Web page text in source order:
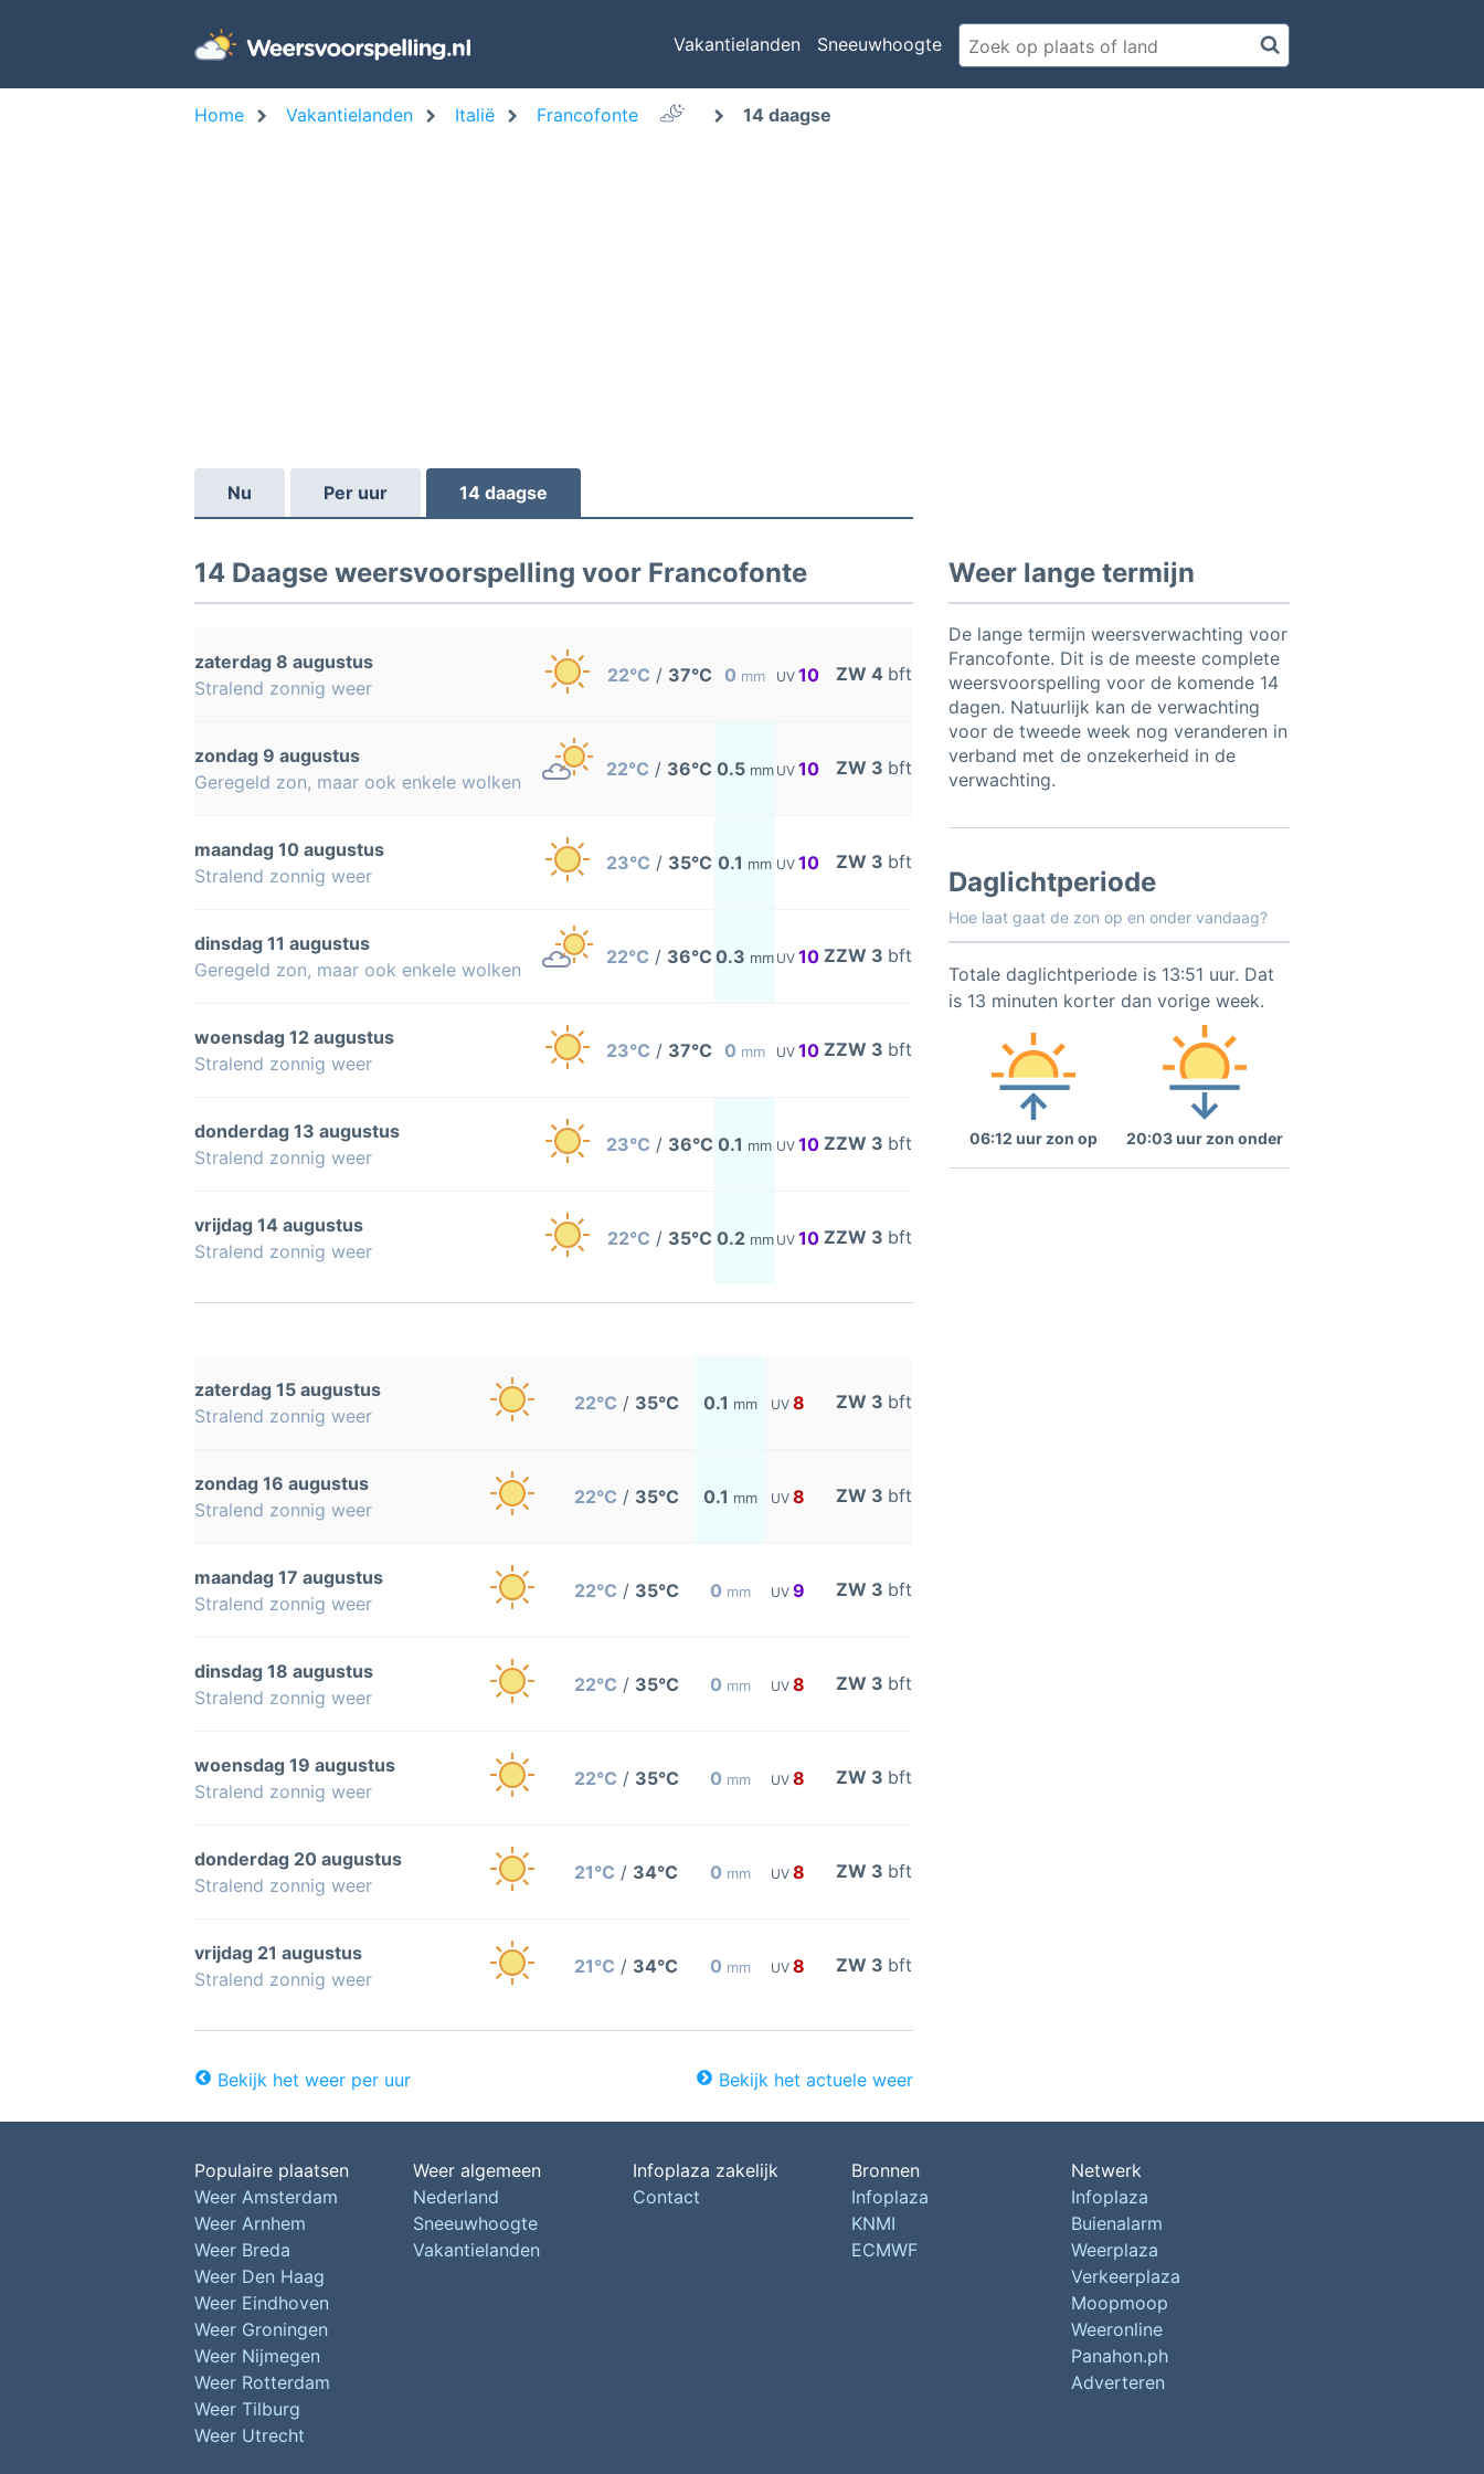
Vakantielanden Sneeuwhoogte
Home Vakantielanden Italië Francofonte 14 daagse
Nu Per uur 14 daagse
14 Daagse weersvoorspelling voor Francofonte
zaterdag 8 augustus
Stralend zonnig weer
22°C / 37°C 0 mm UV 10 ZW 4 bft
zondag 9 augustus
Geregeld zon, maar ook enkele wolken
22°C / 36°C 0.5 mm UV 10 ZW 3 bft
maandag 10 augustus
Stralend zonnig weer
23°C / 35°C 0.1 mm UV 10 ZW 3 bft
dinsdag 11 augustus
Geregeld zon, maar ook enkele wolken
22°C / 36°C 0.3 mm UV 10 ZZW 3 bft
woensdag 12 augustus
Stralend zonnig weer
23°C / 37°C 0 mm UV 10 ZZW 3 bft
donderdag 13 augustus
Stralend zonnig weer
23°C / 36°C 0.1 mm UV 10 ZZW 3 bft
vrijdag 14 augustus
Stralend zonnig weer
22°C / 35°C 0.2 mm UV 10 ZZW 3 bft
zaterdag 15 augustus
Stralend zonnig weer
22°C / 35°C 0.1 mm UV 8 ZW 3 bft
zondag 16 augustus
Stralend zonnig weer
22°C / 35°C 0.1 mm UV 8 ZW 3 bft
maandag 17 augustus
Stralend zonnig weer
22°C / 35°C 0 mm UV 9 ZW 3 bft
dinsdag 18 augustus
Stralend zonnig weer
22°C / 35°C 0 mm UV 8 ZW 3 bft
woensdag 19 augustus
Stralend zonnig weer
22°C / 35°C 0 mm UV 8 ZW 3 bft
donderdag 20 augustus
Stralend zonnig weer
21°C / 34°C 0 mm UV 8 ZW 3 bft
vrijdag 21 augustus
Stralend zonnig weer
21°C / 34°C 0 mm UV 8 ZW 3 bft
Bekijk het weer per uur Bekijk het actuele weer
Weer lange termijn
De lange termijn weersverwachting voor
Francofonte. Dit is de meeste complete
weersvoorspelling voor de komende 14
dagen. Natuurlijk kan de verwachting
voor de tweede week nog veranderen in
verband met de onzekerheid in de
verwachting.
Daglichtperiode
Hoe laat gaat de zon op en onder vandaag?
Totale daglichtperiode is 13:51 uur. Dat
is 13 minuten korter dan vorige week.
06:12 uur zon op 20:03 uur zon onder
Populaire plaatsen
Weer Amsterdam
Weer Arnhem
Weer Breda
Weer Den Haag
Weer Eindhoven
Weer Groningen
Weer Nijmegen
Weer Rotterdam
Weer Tilburg
Weer Utrecht
Weer algemeen
Nederland
Sneeuwhoogte
Vakantielanden
Infoplaza zakelijk
Contact
Bronnen
Infoplaza
KNMI
ECMWF
Netwerk
Infoplaza
Buienalarm
Weerplaza
Verkeerplaza
Moopmoop
Weeronline
Panahon.ph
Adverteren